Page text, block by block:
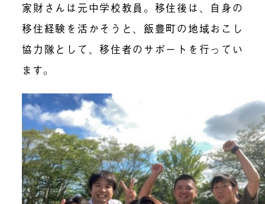
家財さんは元中学校教員。移住後は、自身の
移住経験を活かそうと、飯豊町の地域おこし
協力隊として、移住者のサポートを行ってい
ます。